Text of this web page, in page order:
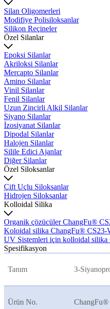
Silan Oligomerleri
Modifiye Polisiloksanlar
Silikon Reçineler
Özel Silanlar
Epoksi Silanlar
Akriloksi Silanlar
Mercapto Silanlar
Amino Silanlar
Vinil Silanlar
Fenil Silanlar
Uzun Zincirli Alkil Silanlar
Siyano Silanlar
İzosiyanat Silanlar
Dipodal Silanlar
Halojen Silanlar
Silile Edici Ajanlar
Diğer Silanlar
Özel Siloksanlar
Çift Uçlu Siloksanlar
Hidrojen Siloksanlar
Kolloidal Silika
Organik çözücüler ChangFu®
Koloidal silika ChangFu® CS23-
UV Sistemleri için kolloidal
Spesifikasyon
Tanım 3-
Ürün No. ChangFu®